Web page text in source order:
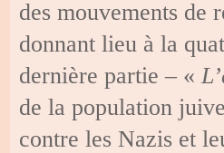
des mouvements de
donnant lieu à la
dernière partie – «
de la population
contre les Nazis et